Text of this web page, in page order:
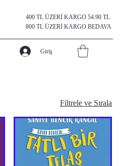
400 TL ÜZERİ KARGO 54.90 TL
800 TL ÜZERİ KARGO BEDAVA
Giriş
Filtrele ve Sırala